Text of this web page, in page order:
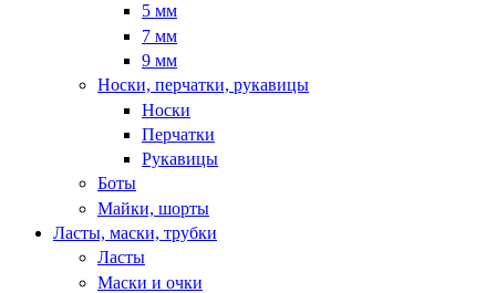
5 мм
7 мм
9 мм
Носки, перчатки, рукавицы
Носки
Перчатки
Рукавицы
Боты
Майки, шорты
Ласты, маски, трубки
Ласты
Маски и очки